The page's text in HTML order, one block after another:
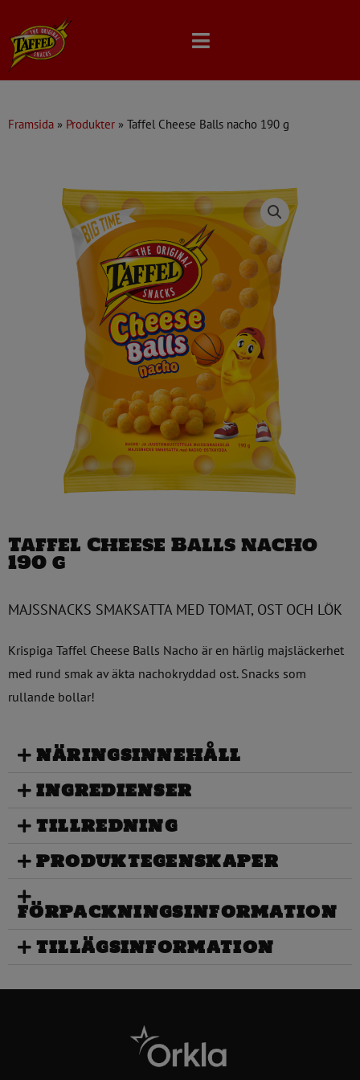
to
content
Framsida » Produkter » Taffel Cheese Balls nacho 190 g
Taffel Cheese Balls nacho
190 g
MAJSSNACKS SMAKSATTA MED TOMAT, OST OCH LÖK
Krispiga Taffel Cheese Balls Nacho är en härlig majsläckerhet
med rund smak av äkta nachokryddad ost. Snacks som
rullande bollar!
NÄRINGSINNEHÅLL
INGREDIENSER
TILLREDNING
PRODUKTEGENSKAPER
FÖRPACKNINGSINFORMATION
TILLÄGSINFORMATION